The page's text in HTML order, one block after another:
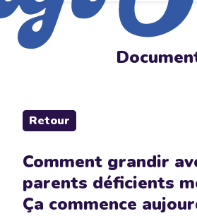
Retour
Comment grandir
parents déficients
Ça commence